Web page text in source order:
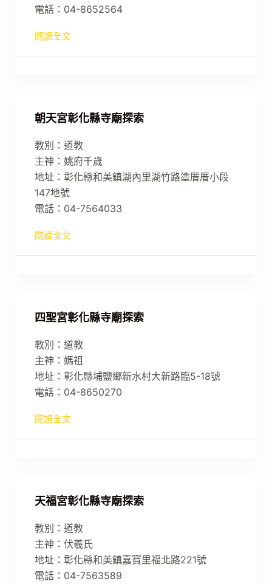
電話：04-8652564
閱讀全文
朝天宮彰化縣寺廟探索
教別：道教
主神：姚府千歲
地址：彰化縣和美鎮湖內里湖竹路塗厝厝小段
147地號
電話：04-7564033
閱讀全文
四聖宮彰化縣寺廟探索
教別：道教
主神：媽祖
地址：彰化縣埔鹽鄉新水村大新路臨5-18號
電話：04-8650270
閱讀全文
天福宮彰化縣寺廟探索
教別：道教
主神：伏羲氏
地址：彰化縣和美鎮嘉寶里福北路221號
電話：04-7563589